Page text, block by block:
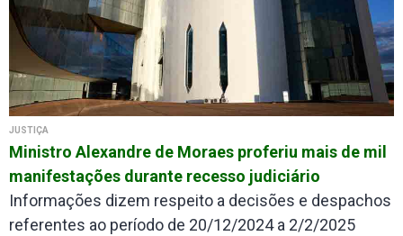
JUSTIÇA
Ministro Alexandre de Moraes proferiu mais de mil
manifestações durante recesso judiciário
Informações dizem respeito a decisões e despachos
referentes ao período de 20/12/2024 a 2/2/2025